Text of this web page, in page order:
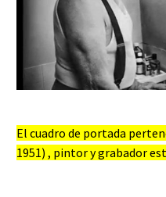
El cuadro de portada
1951) , pintor y grabador